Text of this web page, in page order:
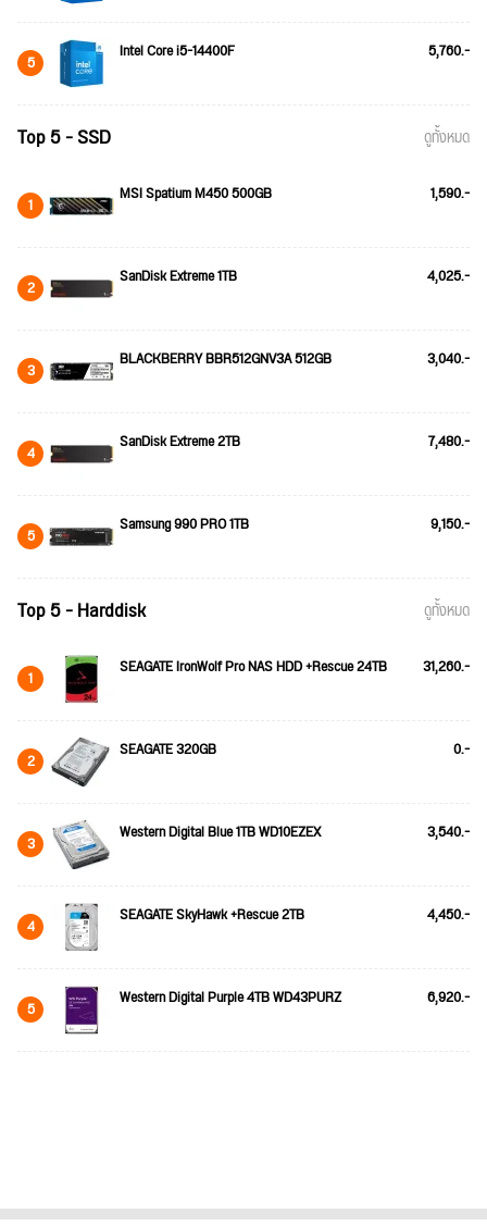
5 Intel Core i5-14400F 5,760.-
Top 5 - SSD ดูทั้งหมด
1 MSI Spatium M450 500GB 1,590.-
2 SanDisk Extreme 1TB 4,025.-
3 BLACKBERRY BBR512GNV3A 512GB 3,040.-
4 SanDisk Extreme 2TB 7,480.-
5 Samsung 990 PRO 1TB 9,150.-
Top 5 - Harddisk ดูทั้งหมด
1 SEAGATE IronWolf Pro NAS HDD +Rescue 24TB 31,260.-
2 SEAGATE 320GB 0.-
3 Western Digital Blue 1TB WD10EZEX 3,540.-
4 SEAGATE SkyHawk +Rescue 2TB 4,450.-
5 Western Digital Purple 4TB WD43PURZ 6,920.-